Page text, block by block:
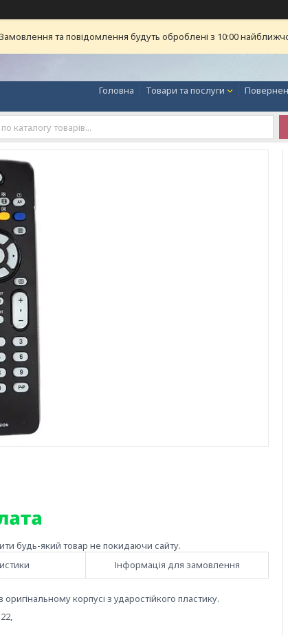
та повідомлення будуть оброблені з 10:00
Головна Товари та послуги
будь-який товар не покидаючи сайту.
Інформація для замовлення
корпусі з ударостійкого пластику.